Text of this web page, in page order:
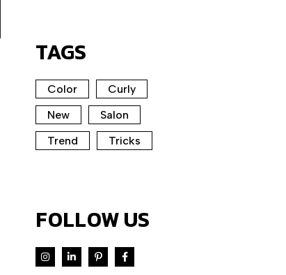
TAGS
Color
Curly
New
Salon
Trend
Tricks
FOLLOW US